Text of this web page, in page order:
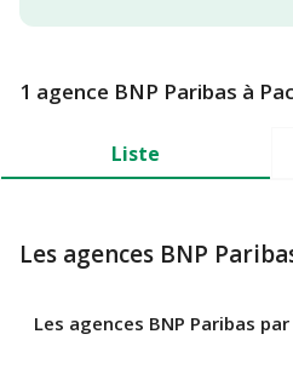
1 agence BNP Paribas à
Liste
Les agences BNP
Les agences BNP Paribas